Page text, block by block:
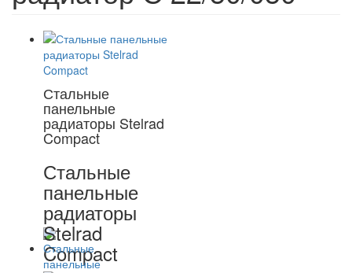
Стальные
панельные
радиаторы Stelrad
Compact
Стальные
панельные
радиаторы
Stelrad
Compact